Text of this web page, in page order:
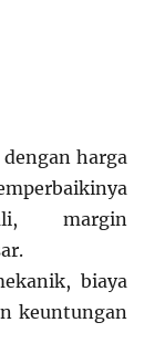
harga
margin
biaya
keuntungan